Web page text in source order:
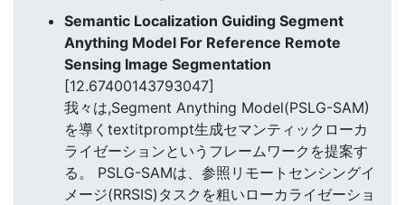
Semantic Localization Guiding Segment
Anything Model For Reference Remote
Sensing Image Segmentation
[12.67400143793047]
我々は,Segment Anything Model(PSLG-SAM)
を導くtextitprompt生成セマンティックローカ
ライゼーションというフレームワークを提案す
る。 PSLG-SAMは、参照リモートセンシングイ
メージ(RRSIS)タスクを粗いローカライゼーショ